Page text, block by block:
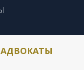
АДВОКАТЫ